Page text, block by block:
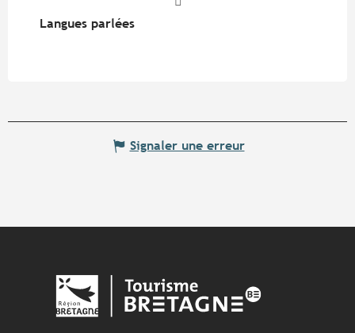
Langues parlées
Langues parlées
Signaler une erreur